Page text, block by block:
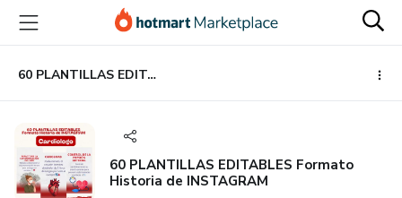
principal
página
de
página
60 PLANTILLAS EDITABLES Formato Historia de INSTAGRAM
60 PLANTILLAS EDITABLES Formato
Historia de INSTAGRAM